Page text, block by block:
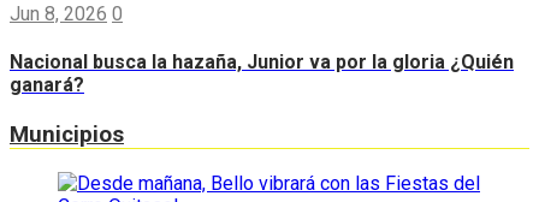
Jun 8, 2026 0
Nacional busca la hazaña, Junior va por la gloria ¿Quién
ganará?
Municipios